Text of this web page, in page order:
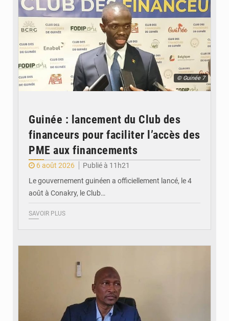
© Guinée 7
Guinée : lancement du Club des
financeurs pour faciliter l’accès des
PME aux financements
6 août 2026
Publié à 11h21
Le gouvernement guinéen a officiellement lancé, le 4
août à Conakry, le Club…
SAVOIR PLUS